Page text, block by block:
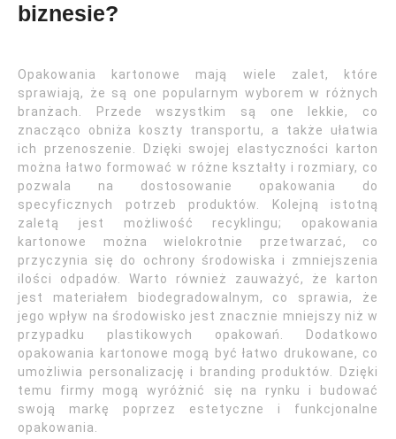
biznesie?
Opakowania kartonowe mają wiele zalet, które
sprawiają, że są one popularnym wyborem w różnych
branżach. Przede wszystkim są one lekkie, co
znacząco obniża koszty transportu, a także ułatwia
ich przenoszenie. Dzięki swojej elastyczności karton
można łatwo formować w różne kształty i rozmiary, co
pozwala na dostosowanie opakowania do
specyficznych potrzeb produktów. Kolejną istotną
zaletą jest możliwość recyklingu; opakowania
kartonowe można wielokrotnie przetwarzać, co
przyczynia się do ochrony środowiska i zmniejszenia
ilości odpadów. Warto również zauważyć, że karton
jest materiałem biodegradowalnym, co sprawia, że
jego wpływ na środowisko jest znacznie mniejszy niż w
przypadku plastikowych opakowań. Dodatkowo
opakowania kartonowe mogą być łatwo drukowane, co
umożliwia personalizację i branding produktów. Dzięki
temu firmy mogą wyróżnić się na rynku i budować
swoją markę poprzez estetyczne i funkcjonalne
opakowania.